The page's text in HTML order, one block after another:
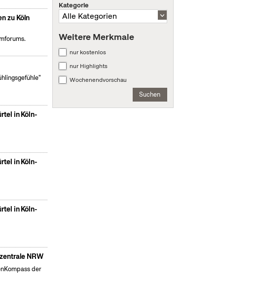
zu Köln
in Köln-
in Köln-
in Köln-
NRW
der
Kategorie
Weitere Merkmale
nur kostenlos
nur Highlights
Wochenendvorschau
Suchen